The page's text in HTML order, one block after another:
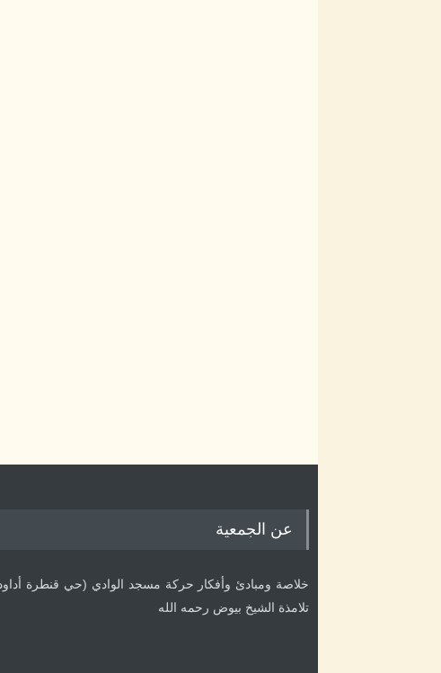
عن الجمعية
خلاصة ومبادئ وأفكار حركة مسجد الوادي (حي قنطرة
تلامذة الشيخ بيوض رحمه الله